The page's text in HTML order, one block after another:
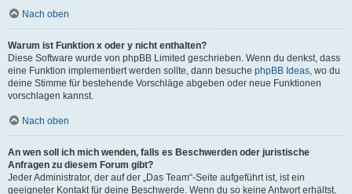
Nach oben
Warum ist Funktion x oder y nicht enthalten?
Diese Software wurde von phpBB Limited geschrieben. Wenn du denkst, dass
eine Funktion implementiert werden sollte, dann besuche phpBB Ideas, wo du
deine Stimme für bestehende Vorschläge abgeben oder neue Funktionen
vorschlagen kannst.
Nach oben
An wen soll ich mich wenden, falls es Beschwerden oder juristische
Anfragen zu diesem Forum gibt?
Jeder Administrator, der auf der „Das Team“-Seite aufgeführt ist, ist ein
geeigneter Kontakt für deine Beschwerde. Wenn du so keine Antwort erhältst,